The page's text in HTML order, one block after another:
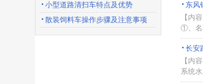
展示
小型道路清扫车特点及优势
散装饲料车操作步骤及注意事项
东风
【内
①、名
长安
【内
系统